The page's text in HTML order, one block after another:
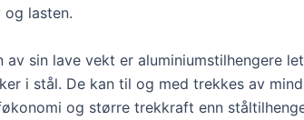
og lasten.
av sin lave vekt er aluminiumstilhengere
i stål. De kan til og med trekkes av
og større trekkraft enn